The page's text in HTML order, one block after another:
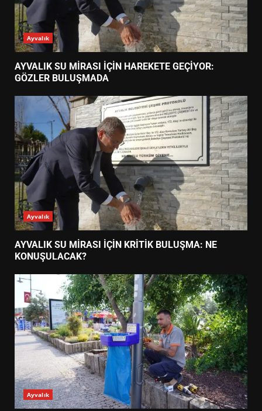
Ayvalık
AYVALIK SU MİRASI İÇİN HAREKETE GEÇİYOR:
GÖZLER BULUŞMADA
Ayvalık
AYVALIK SU MİRASI İÇİN KRİTİK BULUŞMA: NE
KONUŞULACAK?
Ayvalık